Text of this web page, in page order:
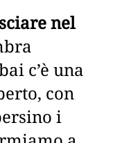
sciare nel
c’è una
con
i